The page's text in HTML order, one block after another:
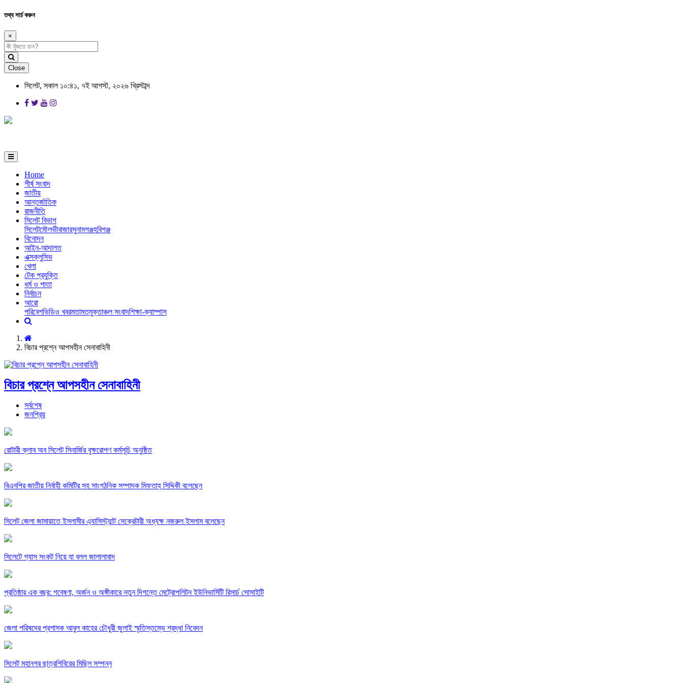
তথ্য সার্চ করুন
×
Close
সিলেট, সকাল ১০:৪১, ৭ই আগস্ট, ২০২৬ খ্রিস্টাব্দ
Home
শীর্ষ সংবাদ
জাতীয়
আন্তর্জাতিক
রাজনীতি
সিলেট বিভাগ
সিলেটমৌলভীবাজারসুনামগঞ্জহবিগঞ্জ
বিনোদন
আইন-আদালত
এক্সক্লুসিভ
খেলা
টেক প্রযুক্তি
ধর্ম ও পাতা
নির্বাচন
আরো
পরিবেশভিডিও খবরমতামতমুক্তাঞ্চল সংবাদশিক্ষা-ক্যাম্পাস
বিচার প্রশ্নে আপসহীন সেনাবাহিনী
বিচার প্রশ্নে আপসহীন সেনাবাহিনী
সর্বশেষ
জনপ্রিয়
রোটারী ক্লাব অব সিলেট সিনার্জির বৃক্ষরোপণ কর্মসূচি অনুষ্ঠিত
বিএনপির জাতীয় নির্বাহী কমিটির সহ সাংগঠনিক সম্পাদক মিফতাহ্ সিদ্দিকী বলেছেন
সিলেট জেলা জামায়াতে ইসলামীর এ্যাসিস্ট্যান্ট সেক্রেটারী অধ্যক্ষ নজরুল ইসলাম বলেছেন
সিলেটে গ্যাস সংকট নিয়ে যা বলল জালালাবাদ
প্রতিষ্ঠার এক বছর: গবেষণা, অর্জন ও অঙ্গীকারে নতুন দিগন্তে মেট্রোপলিটন ইউনিভার্সিটি রিসার্চ সোসাইটি
জেলা পরিষদের প্রশাসক আবুল কাহের চৌধুরী জুলাই স্মৃতিস্তম্ভে শ্রদ্ধা নিবেদন
সিলেট মহানগর ছাত্রশিবিরের মিছিল সম্পন্ন